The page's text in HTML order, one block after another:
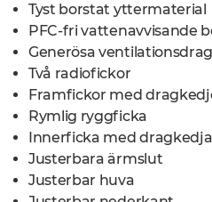
Tyst borstat yttermaterial
PFC-fri vattenavvisande
Generösa
Två radiofickor
Framfickor med
Rymlig ryggficka
Innerficka med dragkedja
Justerbara ärmslut
Justerbar huva